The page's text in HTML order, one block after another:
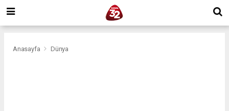
Anasayfa Dünya